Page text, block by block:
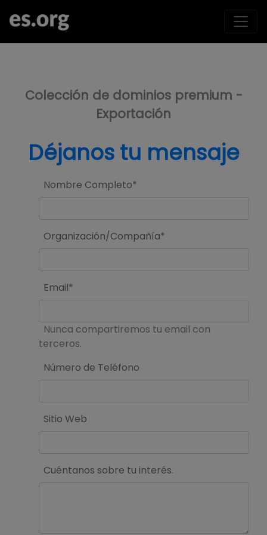
Colección de dominios premium -
Exportación
Déjanos tu mensaje
Nombre Completo*
Organización/Compañía*
Email*
Nunca compartiremos tu email con
terceros.
Número de Teléfono
Sitio Web
Cuéntanos sobre tu interés.